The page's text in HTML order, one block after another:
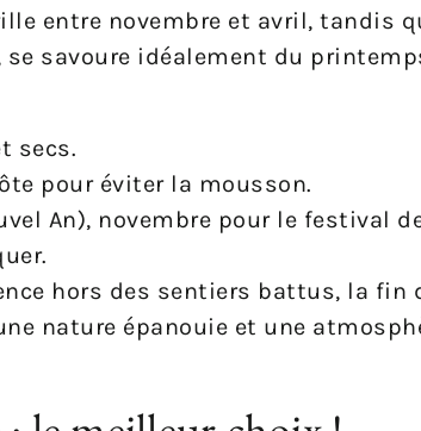
entre novembre et avril, tandis
se savoure idéalement du
secs.
pour éviter la mousson.
An), novembre pour le festival
hors des sentiers battus, la fin
nature épanouie et une